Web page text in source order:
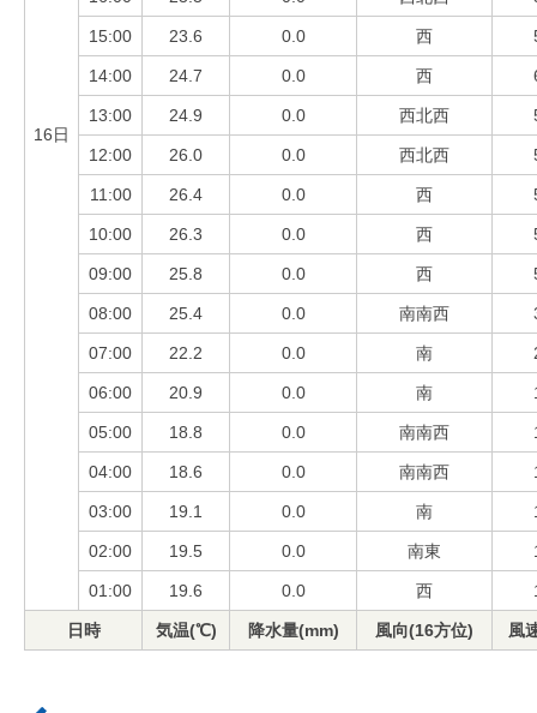
16日
15:00 23.6 0.0 西
14:00 24.7 0.0 西
13:00 24.9 0.0 西北西
12:00 26.0 0.0 西北西
11:00 26.4 0.0 西
10:00 26.3 0.0 西
09:00 25.8 0.0 西
08:00 25.4 0.0 南南西
07:00 22.2 0.0 南
06:00 20.9 0.0 南
05:00 18.8 0.0 南南西
04:00 18.6 0.0 南南西
03:00 19.1 0.0 南
02:00 19.5 0.0 南東
01:00 19.6 0.0 西
日時 気温(℃) 降水量(mm) 風向(16方位) 風